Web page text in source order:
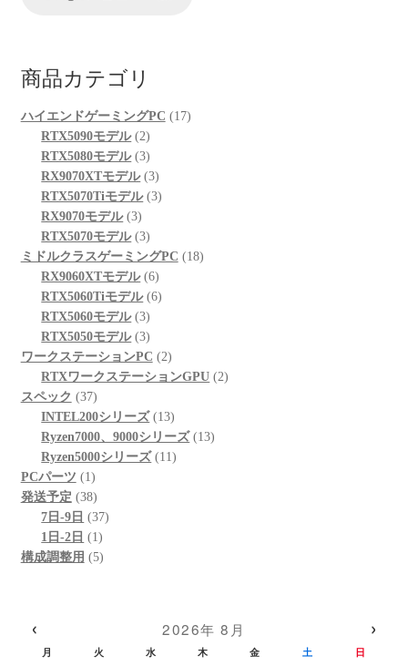
商品カテゴリ
ハイエンドゲーミングPC 1717
RTX5090モデル 22
個
の
商
RTX5080モデル 33
個
の
品
RX9070XTモデル 33
個
品
RTX5070Tiモデル 33
商
品
RX9070モデル 33
個
の
商
品
RTX5070モデル 33
個
の
商
品
ミドルクラスゲーミングPC 1818
RX9060XTモデル 66
個
品
RTX5060Tiモデル 66
商
品
RTX5060モデル 33
個
の
商
RTX5050モデル 33
個
の
品
ワークステーションPC 22
個
商
品
RTXワークステーションGPU 22
スペック 3737
個
の
商
品
INTEL200シリーズ 1313
個
の
Ryzen7000、9000シリーズ 1313
Ryzen5000シリーズ 1111
PCパーツ 11
個
の
商
品
発送予定 3838
個
の
商
7日-9日 3737
1日-2日 11
個
構成調整用 55
‹ 2026年 8月 ›
月 火 水 木 金 土 日